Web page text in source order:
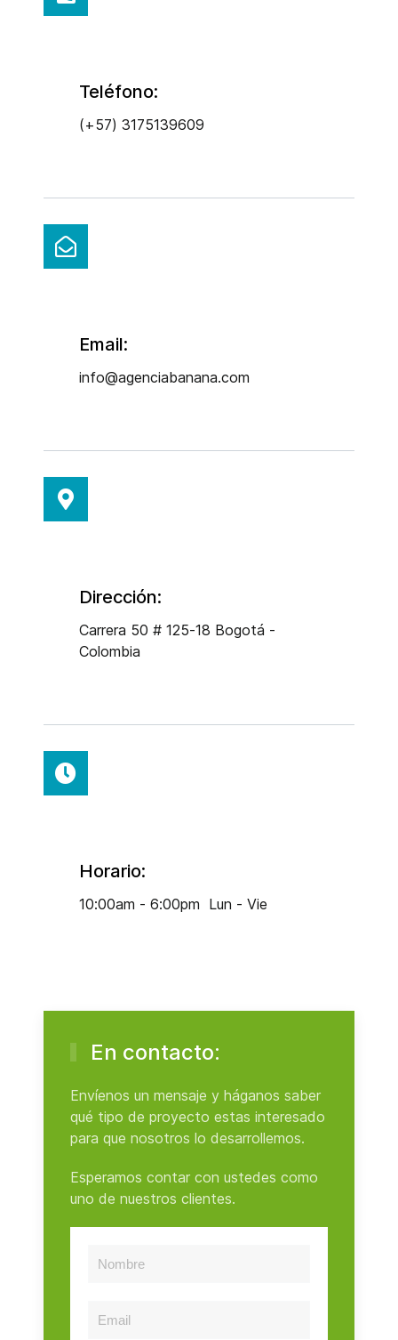
Teléfono:
(+57) 3175139609
Email:
info@agenciabanana.com
Dirección:
Carrera 50 # 125-18 Bogotá -
Colombia
Horario:
10:00am - 6:00pm Lun - Vie
En contacto:
Envíenos un mensaje y háganos saber
qué tipo de proyecto estas interesado
para que nosotros lo desarrollemos.
Esperamos contar con ustedes como
uno de nuestros clientes.